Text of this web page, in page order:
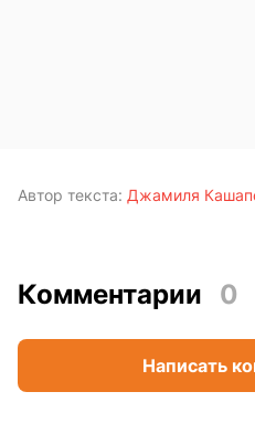
Автор текста: Джамиля
Комментарии 0
Написать